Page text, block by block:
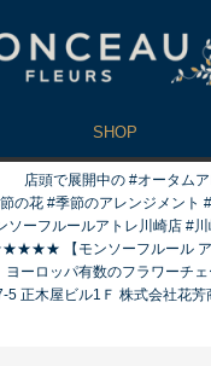
SHOP
店頭で展開中の #オータム
の花 #季節のアレンジメント
ソーフルールアトレ川崎店 #
ンソーフルール アトレ
ヨーロッパ有数のフラワー
5 正木屋ビル1Ｆ 株式会社